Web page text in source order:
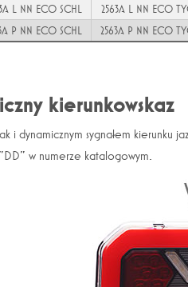
L NN ECO SCHL
2563A L NN ECO
P NN ECO SCHL 2563A P NN ECO
kierunkowskaz
dynamicznym sygnałem kierunku
w numerze katalogowym.